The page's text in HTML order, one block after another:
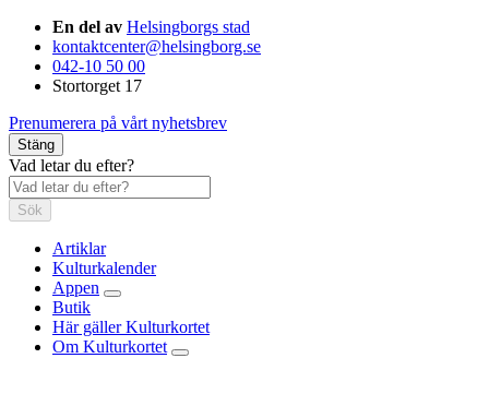
En del av Helsingborgs stad
kontaktcenter@helsingborg.se
042-10 50 00
Stortorget 17
Prenumerera på vårt nyhetsbrev
Stäng
Vad letar du efter?
Sök
Artiklar
Kulturkalender
Appen
Butik
Här gäller Kulturkortet
Om Kulturkortet